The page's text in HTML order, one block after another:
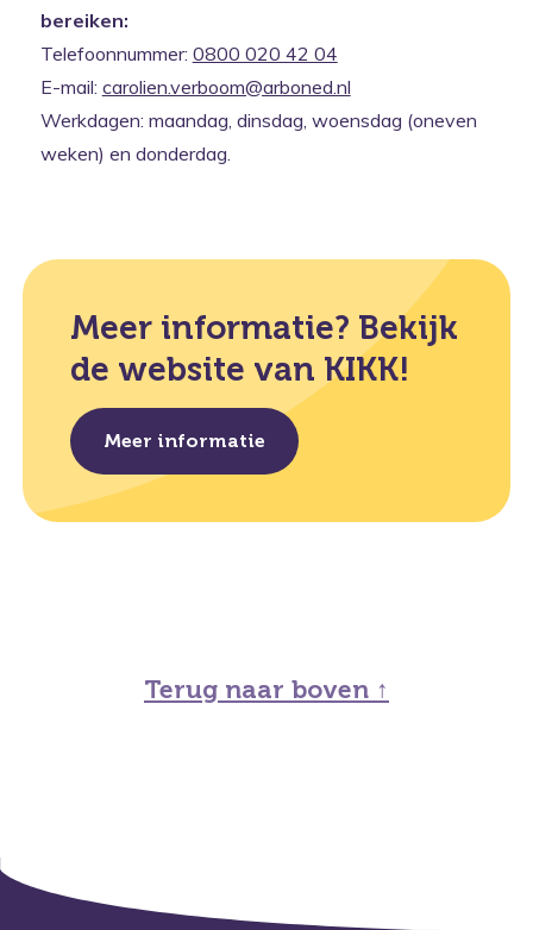
bereiken:
Telefoonnummer: 0800 020 42 04
E-mail: carolien.verboom@arboned.nl
Werkdagen: maandag, dinsdag, woensdag (oneven
weken) en donderdag.
Meer informatie? Bekijk
de website van KIKK!
Meer informatie
Terug naar boven ↑